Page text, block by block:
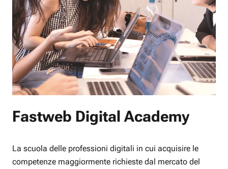
Fastweb Digital Academy
La scuola delle professioni digitali in cui acquisire le
competenze maggiormente richieste dal mercato del